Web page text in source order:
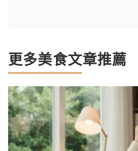
更多美食文章推薦